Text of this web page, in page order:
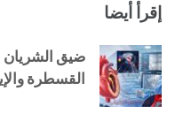
إقرأ أيضا
ضيق الشريان
القسطرة